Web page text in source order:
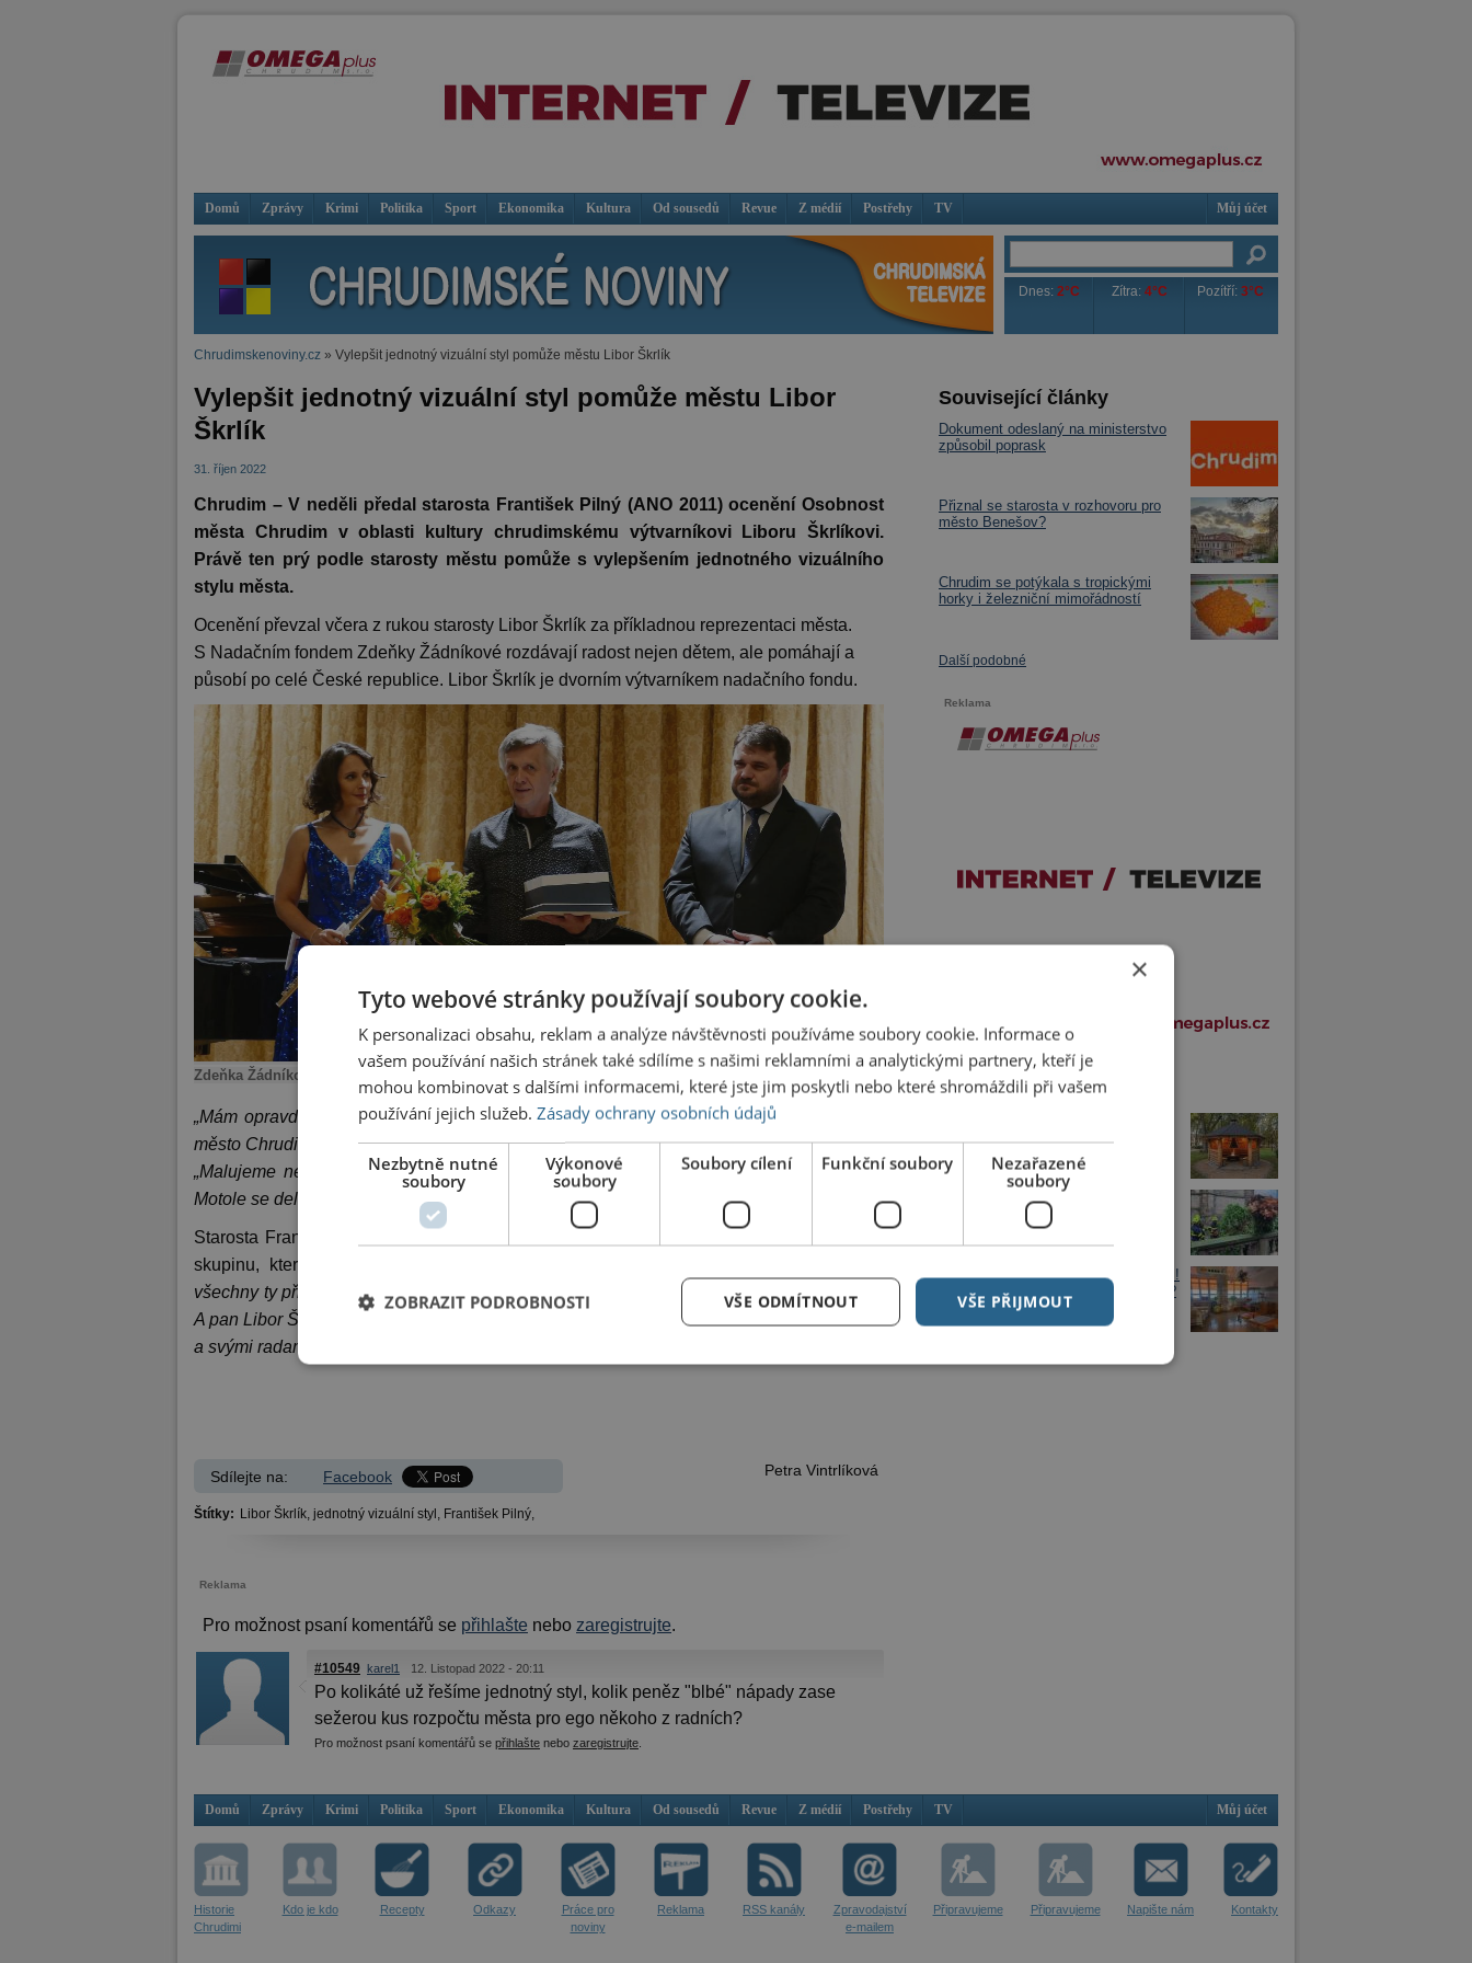
Domů Zprávy Krimi Politika Sport Ekonomika Kultura Od sousedů Revue Z médií Postřehy TV Můj účet
Dnes:2°C Zítra:4°C Pozítří: 3°C
Chrudimskenoviny.cz » Vylepšit jednotný vizuální styl pomůže městu Libor Škrlík
Vylepšit jednotný vizuální styl pomůže městu Libor
Škrlík
31. říjen 2022
Chrudim – V neděli předal starosta František Pilný (ANO 2011) ocenění Osobnost
města Chrudim v oblasti kultury chrudimskému výtvarníkovi Liboru Škrlíkovi.
Právě ten prý podle starosty městu pomůže s vylepšením jednotného vizuálního
stylu města.
Ocenění převzal včera z rukou starosty Libor Škrlík za příkladnou reprezentaci města.
S Nadačním fondem Zdeňky Žádníkové rozdávají radost nejen dětem, ale pomáhají a
působí po celé České republice. Libor Škrlík je dvorním výtvarníkem nadačního fondu.
Zdeňka Žádníková, Libor Škrlík a František Pilný. Foto: FB/tiskový úsek
„Mám opravdu velkou radost, že naši činnost, za kterou stojí celá armáda lidí, ocenilo i
město Chrudim, ve kterém žiju a které mám rád,“vyjádřil se chrudimský malíř Libor Škrlík.
„Malujeme nemocnice, hlavně dětská oddělení. Například díky naší práci v pražském
Motole se delegace z celého světa dozvídají i o Chrudimi.“
Starosta František Pilný (ANO 2011) přiblížil, že chce na úřadě založit novou pracovní
skupinu, která se bude jednotným vizuálním stylem zabývat.
všechny ty připomínky, které dosud má třeba knihovna nebo Chrudimská beseda a další.
A pan Libor Škrlík se nabídl, že by i spolu se svým synem byli členy této pracovní skupiny
a svými radami by nám pomohli s přípravou změn,“
Petra Vintrlíková
Sdílejte na: Facebook
Štítky: Libor Škrlík, jednotný vizuální styl, František Pilný,
Reklama
Pro možnost psaní komentářů se přihlašte nebo zaregistrujte.
#10549 karel1 12. Listopad 2022 - 20:11
Po kolikáté už řešíme jednotný styl, kolik peněz "blbé" nápady zase
sežerou kus rozpočtu města pro ego někoho z radních?
Pro možnost psaní komentářů se přihlašte nebo zaregistrujte
Související články
Dokument odeslaný na ministerstvo
způsobil poprask
Přiznal se starosta v rozhovoru pro
město Benešov?
Chrudim se potýkala s tropickými
horky i železniční mimořádností
Další podobné
Reklama
Další články v rubrice
griloviště s názvem Buřtárna
Na Resselově náměstí spadl strom
přímo do komunikace
První půlrok přinesl nárůst porodnosti!
Jak je na tom chrudimská porodnice?
Domů Zprávy Krimi Politika Sport Ekonomika Kultura Od sousedů Revue Z médií Postřehy TV Můj účet
Historie
Chrudimi
Kdo je kdo Recepty Odkazy
Práce pro
noviny
Reklama RSS kanály
Zpravodajství
e-mailem
Připravujeme Připravujeme Napište nám Kontakty
×
Tyto webové stránky používají soubory cookie.
K personalizaci obsahu, reklam a analýze návštěvnosti používáme soubory cookie. Informace o
vašem používání našich stránek také sdílíme s našimi reklamními a analytickými partnery, kteří je
mohou kombinovat s dalšími informacemi, které jste jim poskytli nebo které shromáždili při vašem
používání jejich služeb. Zásady ochrany osobních údajů
Nezbytně nutné
soubory
Výkonové
soubory
Soubory cílení Funkční soubory
Nezařazené
soubory
VŠE PŘIJMOUT
VŠE ODMÍTNOUT
ZOBRAZIT PODROBNOSTI